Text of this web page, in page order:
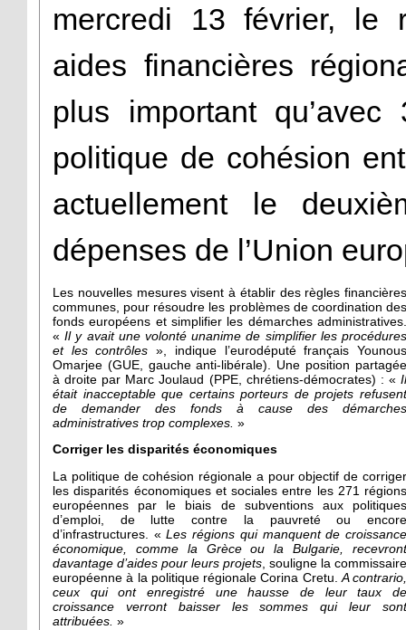
mercredi 13 février, le
aides financières
plus important
politique de cohésion
actuellement le
dépenses de l’Union
Les nouvelles mesures visent à établir des règles financières
communes, pour résoudre les problèmes de coordination des
fonds européens et simplifier les démarches administratives.
«Il y avait une volonté unanime de simplifier les
et les contrôles », indique l’eurodéputé français
Omarjee (GUE, gauche anti-libérale). Une position partagée
à droite par Marc Joulaud (PPE, chrétiens-démocrates) : « Il
était inacceptable que certains porteurs de projets refusent
de demander des fonds à cause des démarches
administratives trop complexes. »
Corriger les disparités économiques
La politique de cohésion régionale a pour objectif de corriger
les disparités économiques et sociales entre les 271 régions
européennes par le biais de subventions aux politiques
d’emploi, de lutte contre la pauvreté ou encore
d’infrastructures. «Les régions qui manquent de
économique, comme la Grèce ou la Bulgarie, recevront
davantage d’aides pour leurs projets, souligne la commissaire
européenne à la politique régionale Corina Cretu.A contrario,
ceux qui ont enregistré une hausse de leur taux de
croissance verront baisser les sommes qui leur sont
attribuées. »